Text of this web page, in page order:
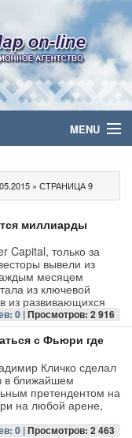
MENU
» СТРАНИЦА 9
миллиарды
Capital, только за
вывели из
месяцем
из ключевой
из развивающихся
0 |Просмотров: 2 916
с Фьюри где
Кличко сделал
в ближайшем
претендентом на
на любой арене,
0 |Просмотров: 2 463